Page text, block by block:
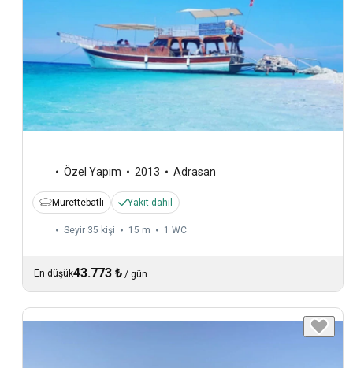
Özel Yapım 2013 Adrasan
Mürettebatlı Yakıt dahil
Seyir 35 kişi 15 m 1 WC
En düşük43.773 ₺ / gün